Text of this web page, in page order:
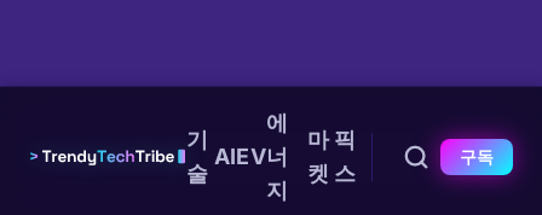
기
술
AIEV
에
너
지
마
켓
픽
스
구독